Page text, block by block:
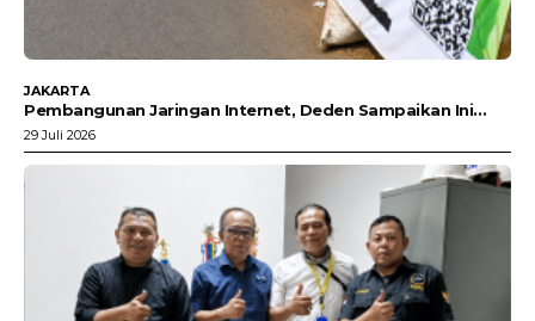
JAKARTA
Pembangunan Jaringan Internet, Deden Sampaikan Ini…
29 Juli 2026